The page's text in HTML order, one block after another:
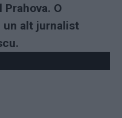
O
alt jurnalist